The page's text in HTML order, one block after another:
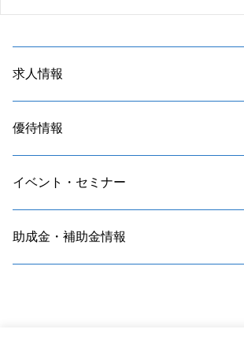
求人情報
優待情報
イベント・セミナー
助成金・補助金情報